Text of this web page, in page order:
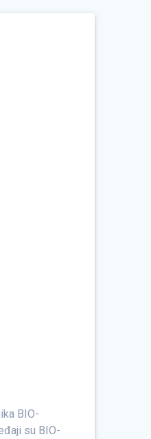
BIO-
su BIO-